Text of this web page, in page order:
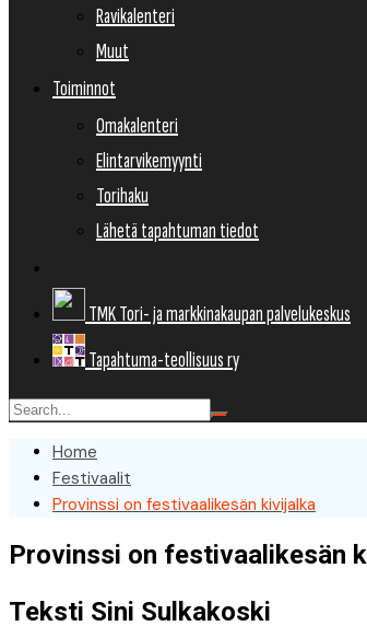
Ravikalenteri
Muut
Toiminnot
Omakalenteri
Elintarvikemyynti
Torihaku
Lähetä tapahtuman tiedot
TMK Tori- ja markkinakaupan palvelukeskus
Tapahtuma-teollisuus ry
Home
Festivaalit
Provinssi on festivaalikesän kivijalka
Provinssi on festivaalikesän
Teksti Sini Sulkakoski